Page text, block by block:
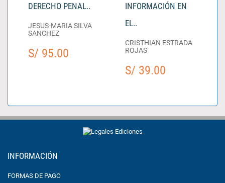
DERECHO PENAL..
JESUS-MARIA SILVA
SANCHEZ
S/ 95.00
INFORMACIÓN EN
EL..
CRISTHIAN ESTRADA
ROJAS
S/ 39.00
INFORMACIÓN
FORMAS DE PAGO